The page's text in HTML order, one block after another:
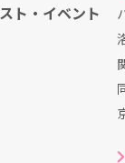
ト・イベント